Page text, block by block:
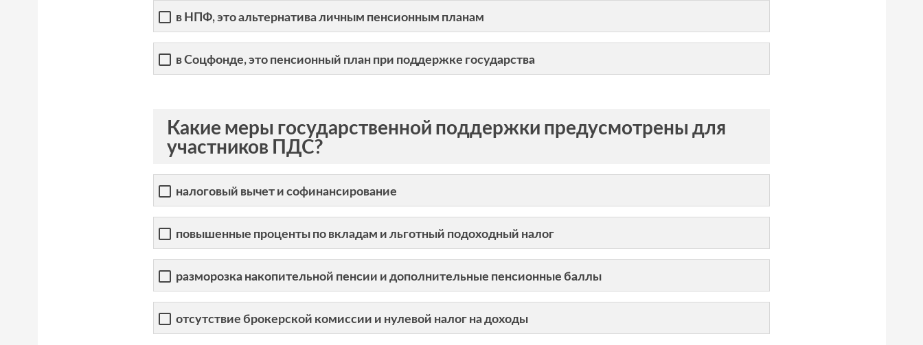
в НПФ, это альтернатива личным пенсионным планам
в Соцфонде, это пенсионный план при поддержке государства
Какие меры государственной поддержки предусмотрены для
участников ПДС?
налоговый вычет и софинансирование
повышенные проценты по вкладам и льготный подоходный налог
разморозка накопительной пенсии и дополнительные пенсионные баллы
отсутствие брокерской комиссии и нулевой налог на доходы